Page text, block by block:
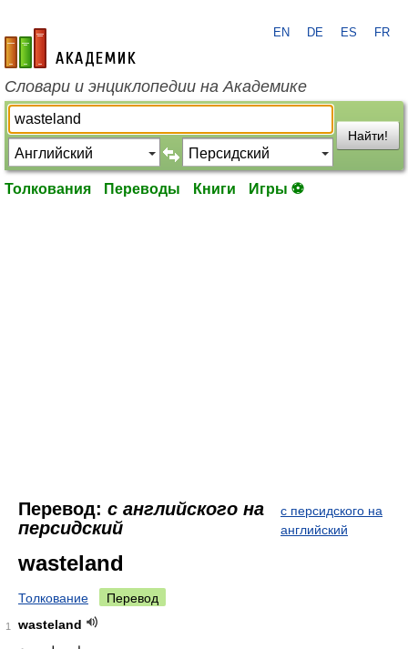
academic.ru
EN DE ES FR
Словари и энциклопедии на Академике
Найти!
Толкования Переводы Книги Игры ⚽
Перевод: с английского на
персидский
с персидского на
английский
wasteland
Толкование Перевод
1
wasteland